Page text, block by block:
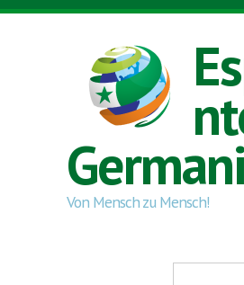
Skip to main content
Von Mensch zu Mensch!